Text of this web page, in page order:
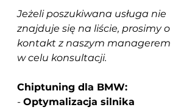
Jeżeli poszukiwana usługa nie
znajduje się na liście, prosimy o
kontakt z naszym managerem
w celu konsultacji.
Chiptuning dla BMW:
- Optymalizacja silnika